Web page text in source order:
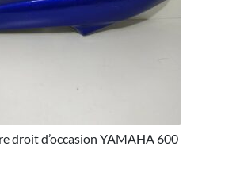
droit d’occasion YAMAHA 600